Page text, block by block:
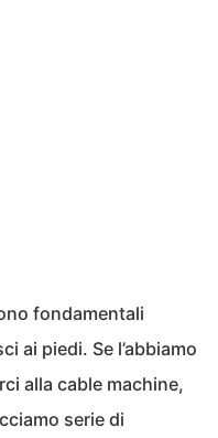
fondamentali
ai piedi. Se l’abbiamo
alla cable machine,
serie di